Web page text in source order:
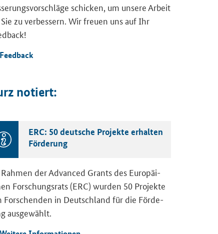
schi­cken, um un­se­re Ar­beit
zu ver­bes­sern. Wir freu­en uns auf Ihr
Feed­back
no­tiert:
ERC: 50 deut­sche Pro­jek­te er­hal­ten
För­de­rung
der Ad­van­ced Grants des Eu­ro­päi­
For­schungs­rats (ERC) wur­den 50 Pro­jek­te
For­schen­den in Deutsch­land für die För­de­
aus­ge­wählt.